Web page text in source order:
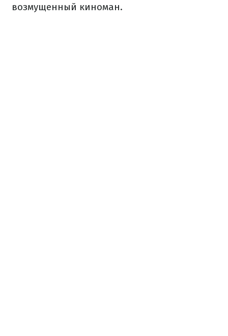
возмущенный киноман.